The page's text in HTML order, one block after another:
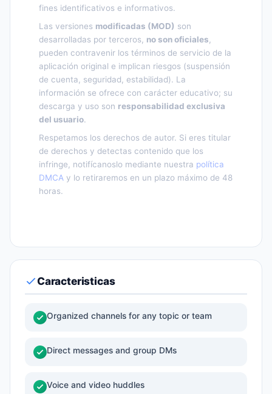
fines identificativos e informativos.
Las versiones modificadas (MOD) son
desarrolladas por terceros, no son oficiales
pueden contravenir los términos de servicio de la
aplicación original e implican riesgos (suspensión
de cuenta, seguridad, estabilidad). La
información se ofrece con carácter educativo; su
descarga y uso son responsabilidad exclusiva
del usuario.
Respetamos los derechos de autor. Si eres titular
de derechos y detectas contenido que los
infringe, notifícanoslo mediante nuestra política
DMCA y lo retiraremos en un plazo máximo de 48
horas.
Caracteristicas
Organized channels for any topic or team
Direct messages and group DMs
Voice and video huddles